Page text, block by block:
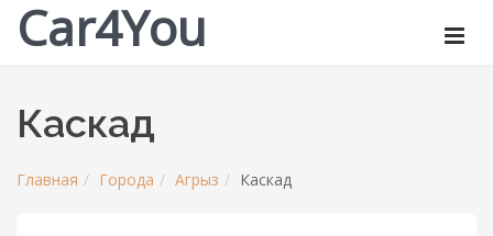
Car4You
Каскад
Главная Города Агрыз Каскад